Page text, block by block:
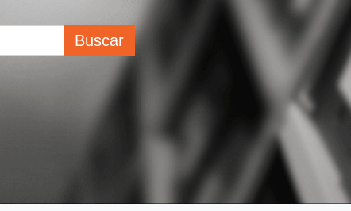
Buscar